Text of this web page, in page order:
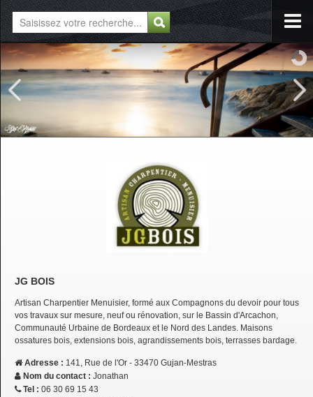
JG BOIS
Artisan Charpentier Menuisier, formé aux Compagnons du devoir pour tous
vos travaux sur mesure, neuf ou rénovation, sur le Bassin d'Arcachon,
Communauté Urbaine de Bordeaux et le Nord des Landes. Maisons
ossatures bois, extensions bois, agrandissements bois, terrasses bardage.
Adresse : 141, Rue de l'Or - 33470 Gujan-Mestras
Nom du contact : Jonathan
Tel : 06 30 69 15 43